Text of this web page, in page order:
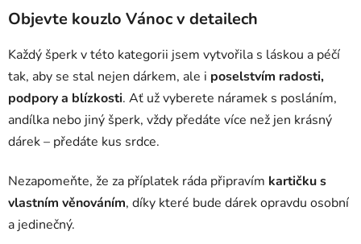
c
p
r
v
k
y
p
i
n
Objevte kouzlo Vánoc v detailech
Každý šperk v této kategorii jsem vytvořila s láskou a péčí
tak, aby se stal nejen dárkem, ale i poselstvím radosti,
podpory a blízkosti. Ať už vyberete náramek s posláním,
andílka nebo jiný šperk, vždy předáte více než jen krásný
dárek – předáte kus srdce.
Nezapomeňte, že za příplatek ráda připravím kartičku s
vlastním věnováním, díky které bude dárek opravdu osobní
a jedinečný.